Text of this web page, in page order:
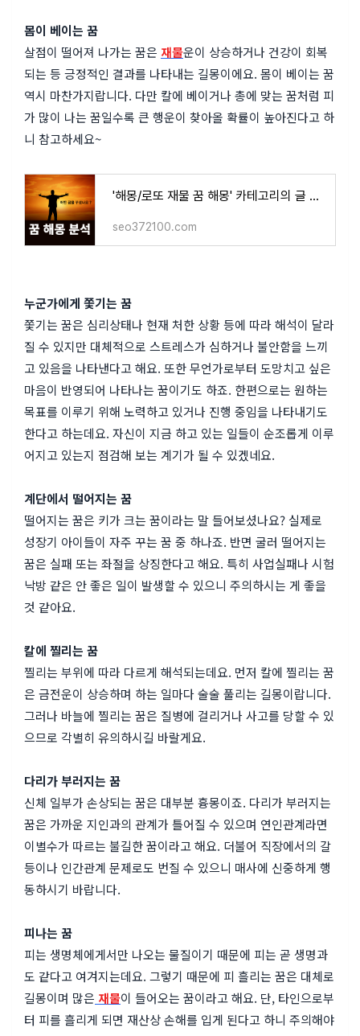
몸이 베이는 꿈
살점이 떨어져 나가는 꿈은 재물운이 상승하거나 건강이 회복
되는 등 긍정적인 결과를 나타내는 길몽이에요. 몸이 베이는 꿈
역시 마찬가지랍니다. 다만 칼에 베이거나 총에 맞는 꿈처럼 피
가 많이 나는 꿈일수록 큰 행운이 찾아올 확률이 높아진다고 하
니 참고하세요~
'해몽/로또 재물 꿈 해몽' 카테고리의 글 목록
seo372100.com
누군가에게 쫓기는 꿈
쫓기는 꿈은 심리상태나 현재 처한 상황 등에 따라 해석이 달라
질 수 있지만 대체적으로 스트레스가 심하거나 불안함을 느끼
고 있음을 나타낸다고 해요. 또한 무언가로부터 도망치고 싶은
마음이 반영되어 나타나는 꿈이기도 하죠. 한편으로는 원하는
목표를 이루기 위해 노력하고 있거나 진행 중임을 나타내기도
한다고 하는데요. 자신이 지금 하고 있는 일들이 순조롭게 이루
어지고 있는지 점검해 보는 계기가 될 수 있겠네요.
계단에서 떨어지는 꿈
떨어지는 꿈은 키가 크는 꿈이라는 말 들어보셨나요? 실제로
성장기 아이들이 자주 꾸는 꿈 중 하나죠. 반면 굴러 떨어지는
꿈은 실패 또는 좌절을 상징한다고 해요. 특히 사업실패나 시험
낙방 같은 안 좋은 일이 발생할 수 있으니 주의하시는 게 좋을
것 같아요.
칼에 찔리는 꿈
찔리는 부위에 따라 다르게 해석되는데요. 먼저 칼에 찔리는 꿈
은 금전운이 상승하며 하는 일마다 술술 풀리는 길몽이랍니다.
그러나 바늘에 찔리는 꿈은 질병에 걸리거나 사고를 당할 수 있
으므로 각별히 유의하시길 바랄게요.
다리가 부러지는 꿈
신체 일부가 손상되는 꿈은 대부분 흉몽이죠. 다리가 부러지는
꿈은 가까운 지인과의 관계가 틀어질 수 있으며 연인관계라면
이별수가 따르는 불길한 꿈이라고 해요. 더불어 직장에서의 갈
등이나 인간관계 문제로도 번질 수 있으니 매사에 신중하게 행
동하시기 바랍니다.
피나는 꿈
피는 생명체에게서만 나오는 물질이기 때문에 피는 곧 생명과
도 같다고 여겨지는데요. 그렇기 때문에 피 흘리는 꿈은 대체로
길몽이며 많은 재물이 들어오는 꿈이라고 해요. 단, 타인으로부
터 피를 흘리게 되면 재산상 손해를 입게 된다고 하니 주의해야